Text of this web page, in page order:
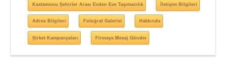
Kastamonu Şehirler Arası Evden Eve Taşımacılık İletişim Bilgileri
Adres Bilgileri Fotoğraf Galerisi Hakkında
Şirket Kampanyaları Firmaya Mesaj Gönder